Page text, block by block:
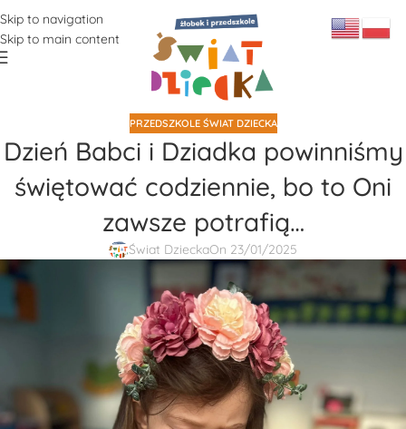
Skip to navigation
Skip to main content
PRZEDSZKOLE ŚWIAT DZIECKA
Dzień Babci i Dziadka powinniśmy
świętować codziennie, bo to Oni
zawsze potrafią…
Świat DzieckaOn 23/01/2025